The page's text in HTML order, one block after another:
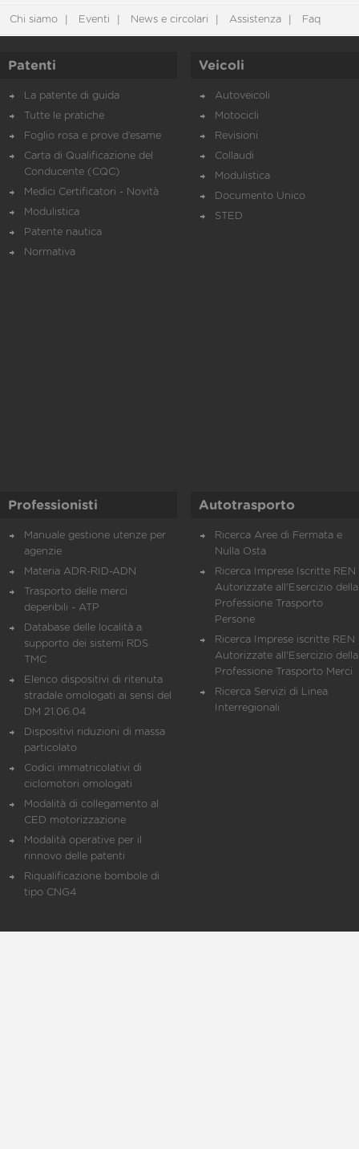
Chi siamo Eventi News e circolari Assistenza Faq
Patenti
La patente di guida
Tutte le pratiche
Foglio rosa e prove d’esame
Carta di Qualificazione del
Conducente (CQC)
Medici Certificatori - Novità
Modulistica
Patente nautica
Normativa
Veicoli
Autoveicoli
Motocicli
Revisioni
Collaudi
Modulistica
Documento Unico
STED
Professionisti
Manuale gestione utenze per
agenzie
Materia ADR-RID-ADN
Trasporto delle merci
deperibili - ATP
Database delle località a
supporto dei sistemi RDS
TMC
Elenco dispositivi di ritenuta
stradale omologati ai sensi del
DM 21.06.04
Dispositivi riduzioni di massa
particolato
Codici immatricolativi di
ciclomotori omologati
Modalità di collegamento al
CED motorizzazione
Modalità operative per il
rinnovo delle patenti
Riqualificazione bombole di
tipo CNG4
Autotrasporto
Ricerca Aree di Fermata e
Nulla Osta
Ricerca Imprese Iscritte REN
Autorizzate all'Esercizio della
Professione Trasporto
Persone
Ricerca Imprese iscritte REN
Autorizzate all'Esercizio della
Professione Trasporto Merci
Ricerca Servizi di Linea
Interregionali